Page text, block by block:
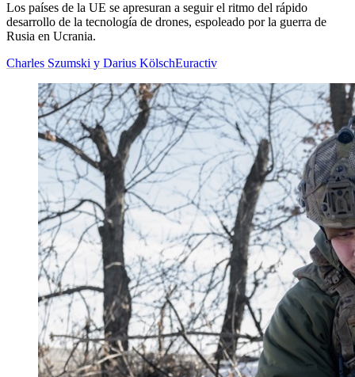
Los países de la UE se apresuran a seguir el ritmo del rápido
desarrollo de la tecnología de drones, espoleado por la guerra de
Rusia en Ucrania.
Charles Szumski y Darius KölschEuractiv